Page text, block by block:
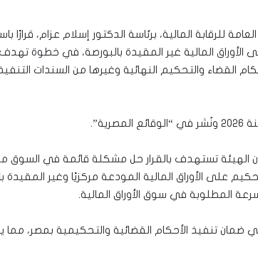
للرقابة المالية، برئاسة الدكتور إسلام عزام، قرارًا
الأوراق المالية غير المقيدة بالبورصة، في خطوة
القضاء والتحكيم النهائية وغيرها من السندات
إن الهيئة تستهدف بالقرار حل مشكلة قائمة في السوق
على الأوراق المالية المودعة مركزيًا وغير المقيدة
المطلوبة في سوق الأوراق المالية.
ضمان تنفيذ الأحكام القضائية والتحكيمية بمصر، مما